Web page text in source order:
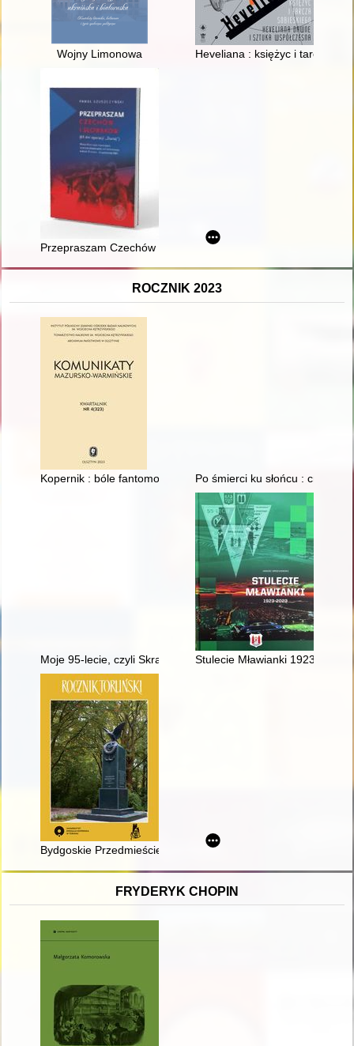
Wojny Limonowa Heveliana : księżyc i tarcza
Przepraszam Czechów i Słowaków : (65 dni operacji
ROCZNIK 2023
Kopernik : bóle fantomowe pomnika = Copernicus: the
Po śmierci ku słońcu :
Moje 95-lecie, czyli Skrawków życiorysu ciąg dalszy
Stulecie Mławianki 1923-2023
Bydgoskie Przedmieście - recenzja]
FRYDERYK CHOPIN